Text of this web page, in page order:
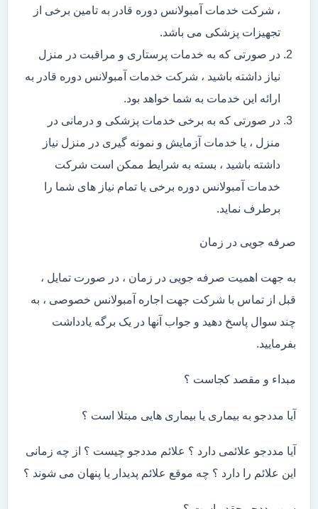
، شرکت خدمات آمبولانس دوره قادر به تامین برخی از
تجهیزات پزشکی می باشد.
در صورتی که به خدمات پرستاری و مراقبت در منزل
نیاز داشته باشید ، شرکت خدمات آمبولانس دوره قادر به
ارائه این خدمات به شما خواهد بود.
در صورتی که به برخی خدمات پزشکی و درمانی در
منزل ، یا خدمات آزمایش و نمونه گیری در منزل نیاز
داشته باشید ، بسته به شرایط ممکن است شرکت
خدمات آمبولانس دوره برخی یا تمام نیاز های شما را
برطرف نماید.
صرفه جویی در زمان
به جهت اهمیت صرفه جویی در زمان ، در صورت تمایل ،
قبل از تماس با شرکت جهت اجاره آمبولانس خصوصی ، به
چند سوال پاسخ دهید و جواب آنها در یک برگه یادداشت
بفرمایید.
مبداء و مقصد کجاست ؟
آیا مددجو به بیماری یا بیماری هایی مبتلا است ؟
آیا مددجو علائمی دارد ؟ علائم مددجو چیست ؟ از چه زمانی
این علائم را دارد ؟ چه موقع علائم پدیدار یا پنهان می شوند ؟